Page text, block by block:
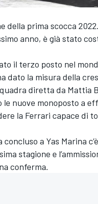
della prima scocca
anno, è già stato
il terzo posto nel
dato la misura della
diretta da Mattia
nuove monoposto a
la Ferrari capace di
a Yas Marina
stagione e
conferma.